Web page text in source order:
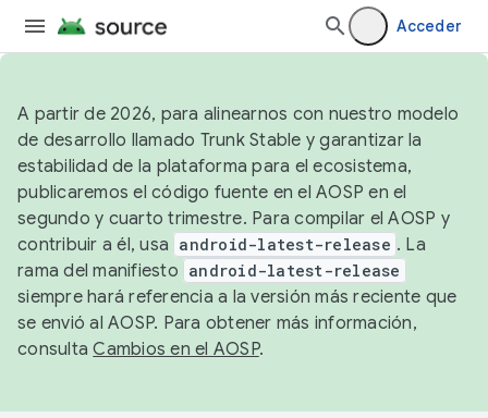
Acceder
A partir de 2026, para alinearnos con nuestro modelo
de desarrollo llamado Trunk Stable y garantizar la
estabilidad de la plataforma para el ecosistema,
publicaremos el código fuente en el AOSP en el
segundo y cuarto trimestre. Para compilar el AOSP y
contribuir a él, usa android-latest-release . La
rama del manifiesto android-latest-release
siempre hará referencia a la versión más reciente que
se envió al AOSP. Para obtener más información,
consultaCambios en el AOSP.